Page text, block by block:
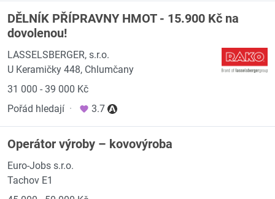
DĚLNÍK PŘÍPRAVNY HMOT - 15.900 Kč na
dovolenou!
LASSELSBERGER, s.r.o.
U Keramičky 448, Chlumčany
31 000 - 39 000 Kč
Pořád hledají · 3.7
Operátor výroby – kovovýroba
Euro-Jobs s.r.o.
Tachov E1